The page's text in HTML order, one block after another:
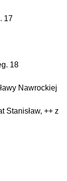
17
18
Nawrockiej
Stanisław, ++ z